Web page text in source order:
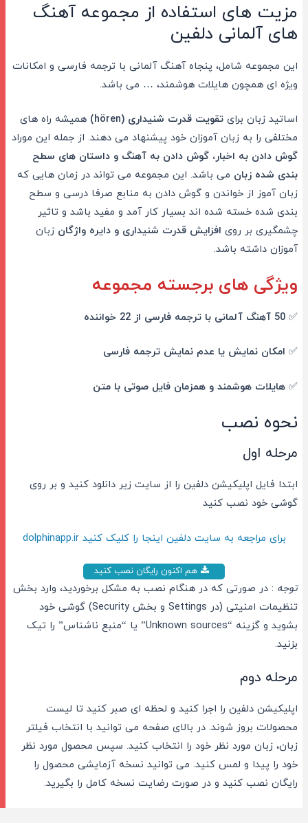
مزیت های استفاده از مجموعه آهنگ
های آلمانی دلفین
این مجموعه شامل، پنجاه آهنگ آلمانی با ترجمه فارسی و امکانات
ویژه ای همچون هایلات هوشمند، … می باشد.
اساتید زبان برای تقویت قدرت شنیداری (hören)
همیشه راه های
مختلفی را به زبان آموزان خود پیشنهاد می دهند. از جمله این موراد
گوش دادن به اخبار، گوش دادن به آهنگ و داستان های سطح
بندی شده زبان می باشد. این مجموعه می تواند در زمان هایی که
زبان آموز از خواندن و گوش دادن به منابع صرفا درسی و سطح
بندی شده خسته شده اند بسیار کار آمد و مفید باشد و تاثیر
چشمگیری بر روی افزایش قدرت شنیداری و دایره واژگانزبان
آموزان داشته باشد.
ویژگی های برجسته مجموعه
✅ 50 آهنگ آلمانی با ترجمه فارسی از 22 خواننده
✅ امکان نمایش یا عدم نمایش ترجمه فارسی
✅ هایلات هوشمند و همزمان فایل صوتی با متن
نحوه نصب
مرحله اول
ابتدا فایل اپلیکیشن دلفین را از سایت زیر دانلود کنید و بر روی
گوشی خود نصب کنید
برای مراجعه به سایت دلفین اینجا را کلیک کنید dolphinapp.ir
هم اکنون رایگان نصب کنید
توجه : در صورتی که در هنگام نصب به مشکل برخوردید، وارد بخش
تنظیمات امنیتی (در Settings و بخش Security) گوشی خود
بشوید و گزینه “Unknown sources” یا “منبع ناشناس” را تیک
بزنید.
مرحله دوم
اپلیکیشن دلفین را اجرا کنید و لحظه ای صبر کنید تا لیست
محصولات بروز شوند. در بالای صفحه می توانید با انتخاب فیلتر
زبان، زبان مورد نظر خود را انتخاب کنید. سپس محصول مورد نظر
خود را پیدا و لمس کنید. می توانید نسخه آزمایشی محصول را
رایگان نصب کنید و در صورت رضایت نسخه کامل را بگیرید.